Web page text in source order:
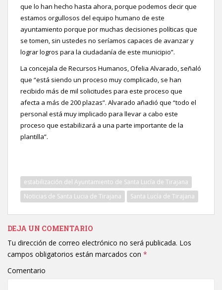
que lo han hecho hasta ahora, porque podemos decir que
estamos orgullosos del equipo humano de este
ayuntamiento porque por muchas decisiones políticas que
se tomen, sin ustedes no seríamos capaces de avanzar y
lograr logros para la ciudadanía de este municipio”.
La concejala de Recursos Humanos, Ofelia Alvarado, señaló
que “está siendo un proceso muy complicado, se han
recibido más de mil solicitudes para este proceso que
afecta a más de 200 plazas”. Alvarado añadió que “todo el
personal está muy implicado para llevar a cabo este
proceso que estabilizará a una parte importante de la
plantilla”.
estabilización del Ayuntamiento de Santa Lucía de Tirajana
Noticias de Santa Lucia de Tirajana
Santa Lucía de Tirajana
DEJA UN COMENTARIO
Tu dirección de correo electrónico no será publicada. Los
campos obligatorios están marcados con *
Comentario